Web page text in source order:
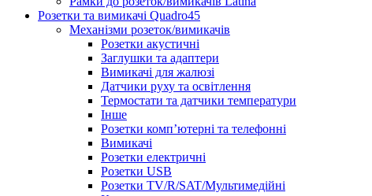
Розетки та вимикачі Quadro45
Механізми розеток/вимикачів
Розетки акустичні
Заглушки та адаптери
Вимикачі для жалюзі
Датчики руху та освітлення
Термостати та датчики температури
Інше
Розетки комп’ютерні та телефонні
Вимикачі
Розетки електричні
Розетки USB
Розетки TV/R/SAT/Мультимедійні